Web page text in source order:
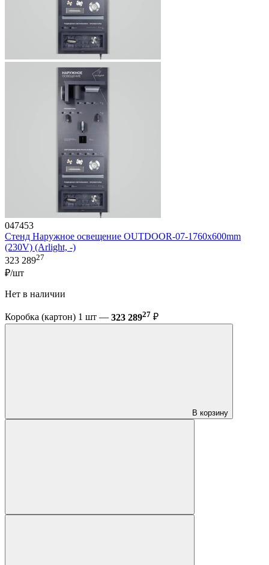
047453
Стенд Наружное освещение OUTDOOR-07-1760x600mm
(230V) (Arlight, -)
323 28927
₽/шт
Нет в наличии
Коробка (картон) 1 шт — 323 28927 ₽
В корзину